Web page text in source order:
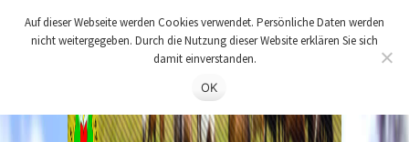
Auf dieser Webseite werden Cookies verwendet. Persönliche Daten werden
nicht weitergegeben. Durch die Nutzung dieser Website erklären Sie sich
damit einverstanden.
OK